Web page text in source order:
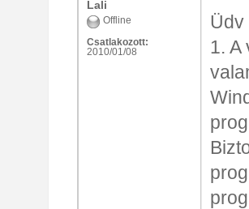
Lali
Offline
Csatlakozott:
2010/01/08
Üdv
1. A